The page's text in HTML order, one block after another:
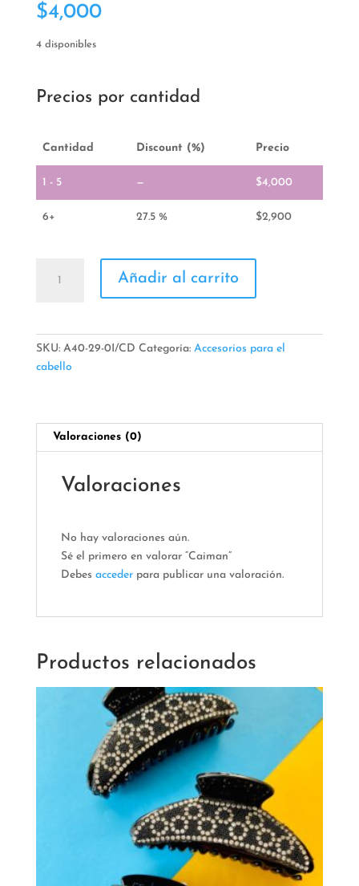
$4,000
4 disponibles
Precios por cantidad
Cantidad Discount (%) Precio
1 - 5 — $4,000
6+ 27.5 % $2,900
cantidad
Añadir al carrito
SKU: A40-29-0I/CD Categoría: Accesorios para el
cabello
Valoraciones (0)
Valoraciones
No hay valoraciones aún.
Sé el primero en valorar “Caiman”
Debes accederpara publicar una valoración.
Productos relacionados